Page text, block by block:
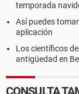
temporada
Así puedes
aplicación
Los científicos
antigüedad en
CONSULTA